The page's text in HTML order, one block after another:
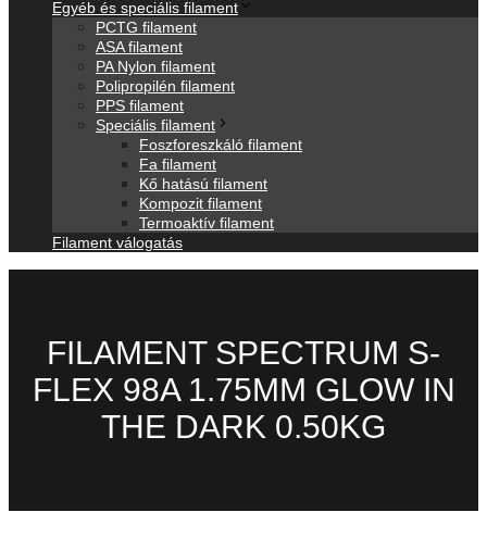
Egyéb és speciális filament
PCTG filament
ASA filament
PA Nylon filament
Polipropilén filament
PPS filament
Speciális filament
Foszforeszkáló filament
Fa filament
Kő hatású filament
Kompozit filament
Termoaktív filament
Filament válogatás
FILAMENT SPECTRUM S-
FLEX 98A 1.75MM GLOW IN
THE DARK 0.50KG